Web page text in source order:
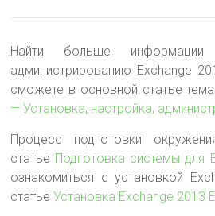
Найти больше
администрированию Exchange
сможете в основной статье
— Установка, настройка,
Процесс подготовки
статье Подготовка системы для
ознакомиться с установкой
статьеУстановка Exchange 2013